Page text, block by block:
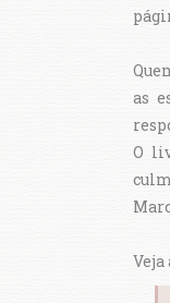
as
O
Veja